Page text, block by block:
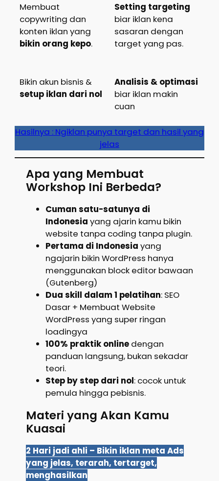
Membuat
copywriting dan
konten iklan yang
bikin orang kepo.
Setting targeting
biar iklan kena
sasaran dengan
target yang pas.
Bikin akun bisnis &
setup iklan dari nol
Analisis & optimasi
biar iklan makin
cuan
Hasilnya : Ngiklan punya target dan hasil yang
jelas
Apa yang Membuat
Workshop Ini Berbeda?
Cuman satu-satunya di
Indonesia yang ajarin kamu bikin
website tanpa coding tanpa plugin.
Pertama di Indonesia yang
ngajarin bikin WordPress hanya
menggunakan block editor bawaan
(Gutenberg)
Dua skill dalam 1 pelatihan: SEO
Dasar + Membuat Website
WordPress yang super ringan
loadingya
100% praktik onlinedengan
panduan langsung, bukan sekadar
teori.
Step by step dari nol: cocok untuk
pemula hingga pebisnis.
Materi yang Akan Kamu
Kuasai
2 Hari jadi ahli – Bikin iklan meta Ads
yang jelas, terarah, tertarget,
menghasilkan